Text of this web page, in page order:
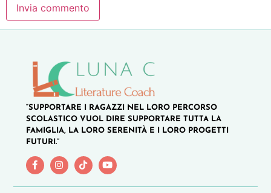
“SUPPORTARE I RAGAZZI NEL LORO PERCORSO
SCOLASTICO VUOL DIRE SUPPORTARE TUTTA LA
FAMIGLIA, LA LORO SERENITÀ E I LORO PROGETTI
FUTURI.”